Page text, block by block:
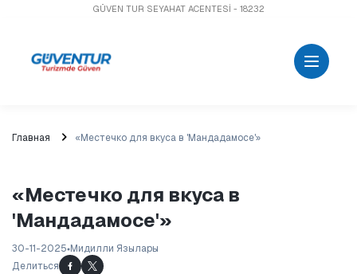
GÜVEN TUR SEYAHAT ACENTESİ - 18232
Главная «Местечко для вкуса в 'Мандадамосе'»
«Местечко для вкуса в
'Мандадамосе'»
30-11-2025 Мидилли Язылары
Делиться